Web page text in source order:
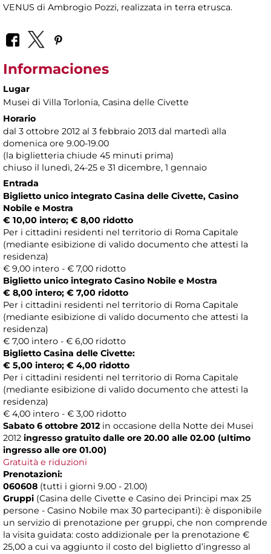
VENUS di Ambrogio Pozzi, realizzata in terra etrusca.
Informaciones
Lugar
Musei di Villa Torlonia, Casina delle Civette
Horario
dal 3 ottobre 2012 al 3 febbraio 2013 dal martedì alla
domenica ore 9.00-19.00
(la biglietteria chiude 45 minuti prima)
chiuso il lunedì, 24-25 e 31 dicembre, 1 gennaio
Entrada
Biglietto unico integrato Casina delle Civette, Casino
Nobile e Mostra
€ 10,00 intero; € 8,00 ridotto
Per i cittadini residenti nel territorio di Roma Capitale
(mediante esibizione di valido documento che attesti la
residenza)
€ 9,00 intero - € 7,00 ridotto
Biglietto unico integrato Casino Nobile e Mostra
€ 8,00 intero; € 7,00 ridotto
Per i cittadini residenti nel territorio di Roma Capitale
(mediante esibizione di valido documento che attesti la
residenza)
€ 7,00 intero - € 6,00 ridotto
Biglietto Casina delle Civette:
€ 5,00 intero; € 4,00 ridotto
Per i cittadini residenti nel territorio di Roma Capitale
(mediante esibizione di valido documento che attesti la
residenza)
€ 4,00 intero - € 3,00 ridotto
Sabato 6 ottobre 2012 in occasione della Notte dei Musei
2012 ingresso gratuito dalle ore 20.00 alle 02.00 (ultimo
ingresso alle ore 01.00)
Gratuità e riduzioni
Prenotazioni:
060608 (tutti i giorni 9.00 - 21.00)
Gruppi (Casina delle Civette e Casino dei Principi max 25
persone - Casino Nobile max 30 partecipanti): è disponibile
un servizio di prenotazione per gruppi, che non comprende
la visita guidata: costo addizionale per la prenotazione €
25,00 a cui va aggiunto il costo del biglietto d’ingresso al